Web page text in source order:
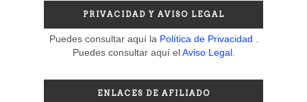
PRIVACIDAD Y AVISO LEGAL
Puedes consultar aquí la Política de Privacidad
Puedes consultar aquí elAviso Legal.
ENLACES DE AFILIADO